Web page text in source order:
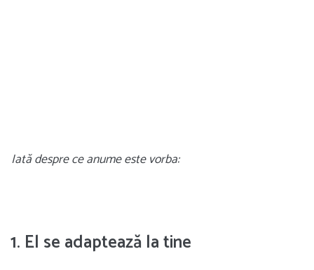
Iată despre ce anume este vorba:
1. El se adaptează la tine